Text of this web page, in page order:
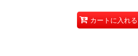
カートに入れる